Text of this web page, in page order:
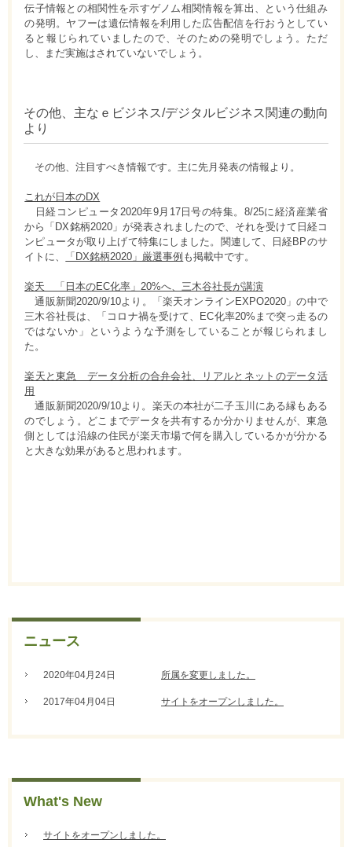
伝子情報との相関性を示すゲノム相関情報を算出、という仕組み
の発明。ヤフーは遺伝情報を利用した広告配信を行おうとしてい
ると報じられていましたので、そのための発明でしょう。ただ
し、まだ実施はされていないでしょう。
その他、主なｅビジネス/デジタルビジネス関連の動向
より
その他、注目すべき情報です。主に先月発表の情報より。
これが日本のDX
日経コンピュータ2020年9月17日号の特集。8/25に経済産業省
から「DX銘柄2020」が発表されましたので、それを受けて日経コ
ンピュータが取り上げて特集にしました。関連して、日経BPのサ
イトに、
「DX銘柄2020」厳選事例 も掲載中です。
楽天 「日本のEC化率」20%へ、三木谷社長が講演
通販新聞2020/9/10より。「楽天オンラインEXPO2020」の中で
三木谷社長は、「コロナ禍を受けて、EC化率20%まで突っ走るの
ではないか」というような予測をしていることが報じられまし
た。
楽天と東急 データ分析の合弁会社、リアルとネットのデータ活
用
通販新聞2020/9/10より。楽天の本社が二子玉川にある縁もある
のでしょう。どこまでデータを共有するか分かりませんが、東急
側としては沿線の住民が楽天市場で何を購入しているかが分かる
と大きな効果があると思われます。
ニュース
2020年04月24日 所属を変更しました。
2017年04月04日 サイトをオープンしました。
What's New
サイトをオープンしました。